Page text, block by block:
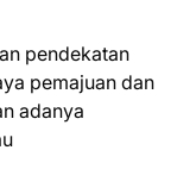
pendekatan
pemajuan dan
adanya